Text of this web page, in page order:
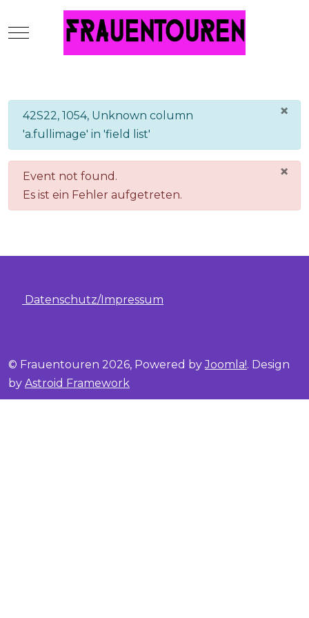
Mobile Menu Toggle
×
info
42S22, 1054, Unknown column
'a.fullimage' in 'field list'
×
danger
Event not found.
Es ist ein Fehler aufgetreten.
Datenschutz/Impressum
© Frauentouren 2026, Powered byJoomla!. Design
by Astroid Framework